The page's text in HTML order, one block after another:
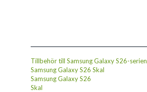
Tillbehör till Samsung Galaxy S26-serien
Samsung Galaxy S26 Skal
Samsung Galaxy S26
Skal